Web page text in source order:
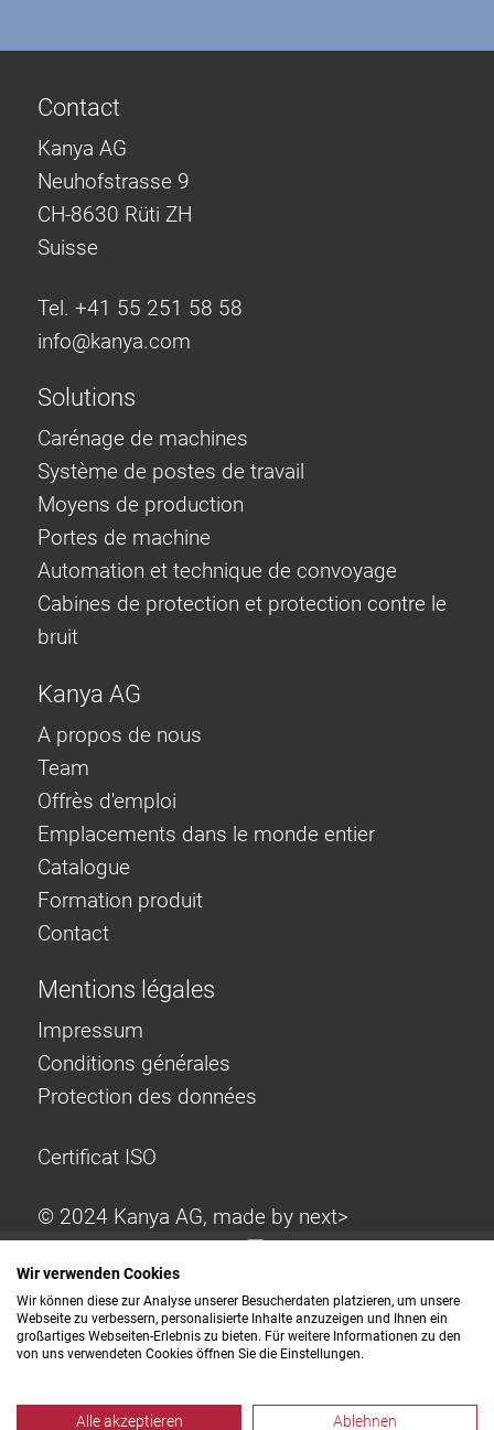
Contact
Kanya AG
Neuhofstrasse 9
CH-8630 Rüti ZH
Suisse
Tel. +41 55 251 58 58
info@kanya.com
Solutions
Carénage de machines
Système de postes de travail
Moyens de production
Portes de machine
Automation et technique de convoyage
Cabines de protection et protection contre le
bruit
Kanya AG
A propos de nous
Team
Offrès d'emploi
Emplacements dans le monde entier
Catalogue
Formation produit
Contact
Mentions légales
Impressum
Conditions générales
Protection des données
Certificat ISO
© 2024 Kanya AG, made by next>
Wir verwenden Cookies
Wir können diese zur Analyse unserer Besucherdaten platzieren, um unsere
Webseite zu verbessern, personalisierte Inhalte anzuzeigen und Ihnen ein
großartiges Webseiten-Erlebnis zu bieten. Für weitere Informationen zu den
von uns verwendeten Cookies öffnen Sie die Einstellungen.
Alle akzeptieren Ablehnen